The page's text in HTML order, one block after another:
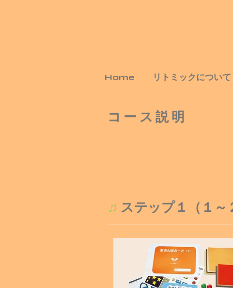
Home リトミックについて
​コース説明
♫ ステップ１（１～